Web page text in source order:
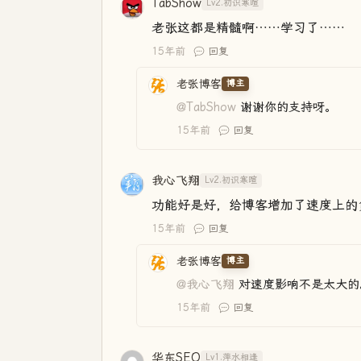
TabShow Lv2.初识寒暄
老张这都是精髓啊……学习了……
15年前 回复
老张博客 博主
@TabShow 谢谢你的支持呀。
15年前 回复
我心飞翔 Lv2.初识寒暄
功能好是好，给博客增加了速度上的
15年前 回复
老张博客 博主
@我心飞翔 对速度影响不是太大的
15年前 回复
华东SEO Lv1.萍水相逢